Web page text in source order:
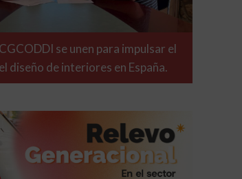
se unen para impulsar el
diseño de interiores en España.